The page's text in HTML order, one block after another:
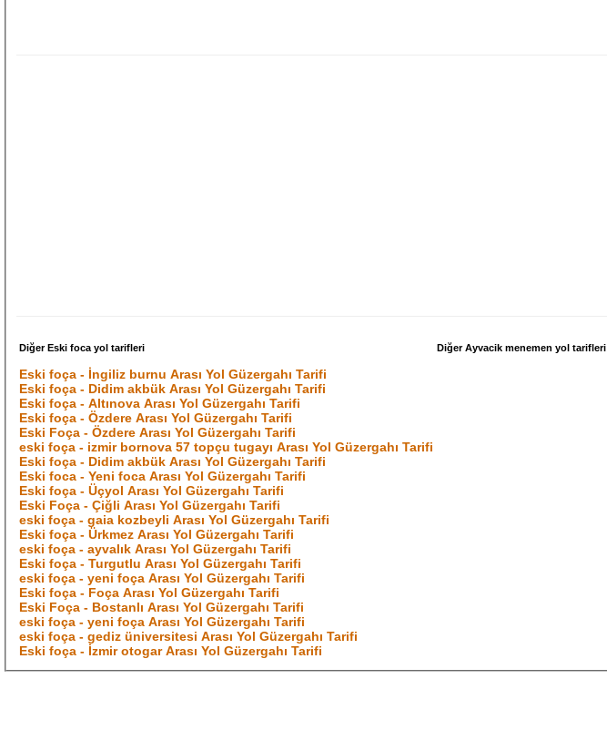
Diğer Eski foca yol tarifleri
Eski foça - İngiliz burnu Arası Yol Güzergahı Tarifi
Eski foça - Didim akbük Arası Yol Güzergahı Tarifi
Eski foça - Altınova Arası Yol Güzergahı Tarifi
Eski foça - Özdere Arası Yol Güzergahı Tarifi
Eski Foça - Özdere Arası Yol Güzergahı Tarifi
eski foça - izmir bornova 57 topçu tugayı Arası Yol Güzergahı Tarifi
Eski foça - Didim akbük Arası Yol Güzergahı Tarifi
Eski foca - Yeni foca Arası Yol Güzergahı Tarifi
Eski foça - Üçyol Arası Yol Güzergahı Tarifi
Eski Foça - Çiğli Arası Yol Güzergahı Tarifi
eski foça - gaia kozbeyli Arası Yol Güzergahı Tarifi
Eski foça - Ürkmez Arası Yol Güzergahı Tarifi
eski foça - ayvalık Arası Yol Güzergahı Tarifi
Eski foça - Turgutlu Arası Yol Güzergahı Tarifi
eski foça - yeni foça Arası Yol Güzergahı Tarifi
Eski foça - Foça Arası Yol Güzergahı Tarifi
Eski Foça - Bostanlı Arası Yol Güzergahı Tarifi
eski foça - yeni foça Arası Yol Güzergahı Tarifi
eski foça - gediz üniversitesi Arası Yol Güzergahı Tarifi
Eski foça - İzmir otogar Arası Yol Güzergahı Tarifi
Diğer Ayvacik menemen yol tarifleri